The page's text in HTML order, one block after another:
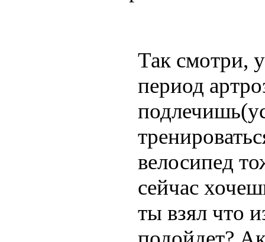
Так смотри,
период
велосипед
сейчас
ты взял что